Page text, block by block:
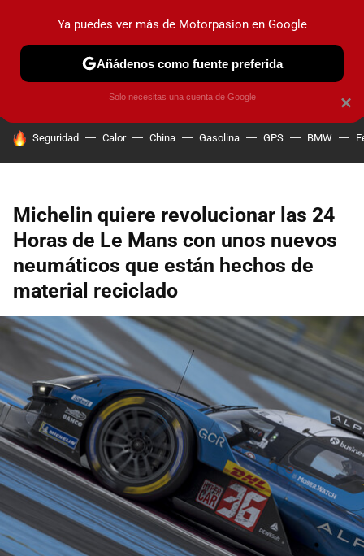
PRUEBAS COCHES ELÉCTRICOS OBSERVATORIO
HOY SE HABLA DE
Seguridad Calor China Gasolina GPS BMW
Michelin quiere revolucionar las 24
Horas de Le Mans con unos nuevos
neumáticos que están hechos de
material reciclado
×
Ya puedes ver más de Motorpasion en Google
Añádenos como fuente preferida
Solo necesitas una cuenta de Google